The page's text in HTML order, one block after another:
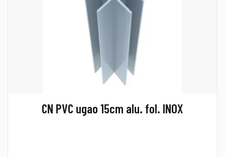
CN PVC ugao 15cm alu. fol. INOX